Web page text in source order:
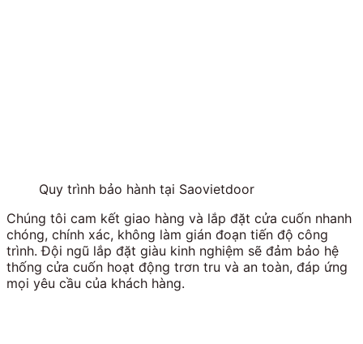
Quy trình bảo hành tại Saovietdoor
Chúng tôi cam kết giao hàng và lắp đặt cửa cuốn nhanh
chóng, chính xác, không làm gián đoạn tiến độ công
trình. Đội ngũ lắp đặt giàu kinh nghiệm sẽ đảm bảo hệ
thống cửa cuốn hoạt động trơn tru và an toàn, đáp ứng
mọi yêu cầu của khách hàng.